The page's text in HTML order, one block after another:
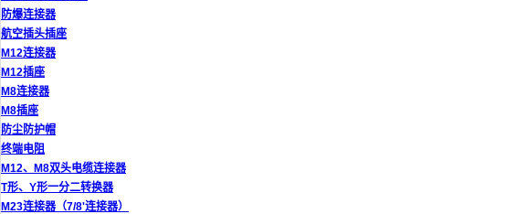
防爆连接器
航空插头插座
M12连接器
M12插座
M8连接器
M8插座
防尘防护帽
终端电阻
M12、M8双头电缆连接器
T形、Y形一分二转换器
M23连接器（7/8'连接器）